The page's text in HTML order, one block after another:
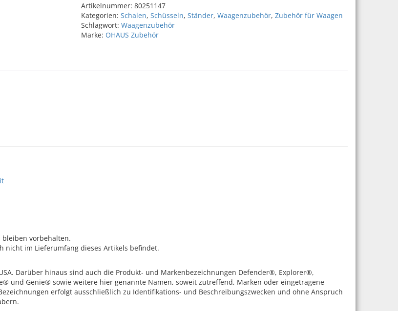
Artikelnummer: 80251147
Kategorien: Schalen, Schüsseln, Ständer, Waagenzubehör, Zubehör für Waagen
Schlagwort: Waagenzubehör
Marke: OHAUS Zubehör
bleiben vorbehalten.
nicht im Lieferumfang dieses Artikels befindet.
Darüber hinaus sind auch die Produkt- und Markenbezeichnungen Defender®, Explorer®,
und Genie® sowie weitere hier genannte Namen, soweit zutreffend, Marken oder eingetragene
erfolgt ausschließlich zu Identifikations- und Beschreibungszwecken und ohne Anspruch